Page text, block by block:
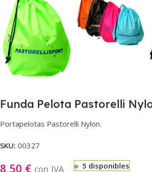
Funda Pelota Pastorelli
Portapelotas Pastorelli Nylon.
SKU: 00327
8,50 € con IVA 5 disponibles